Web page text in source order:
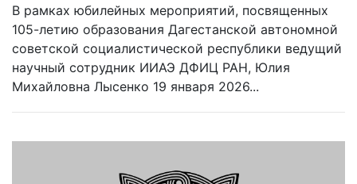
В рамках юбилейных мероприятий, посвященных
105-летию образования Дагестанской автономной
советской социалистической республики ведущий
научный сотрудник ИИАЭ ДФИЦ РАН, Юлия
Михайловна Лысенко 19 января 2026...